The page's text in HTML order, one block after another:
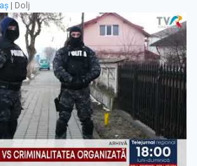
| Dolj